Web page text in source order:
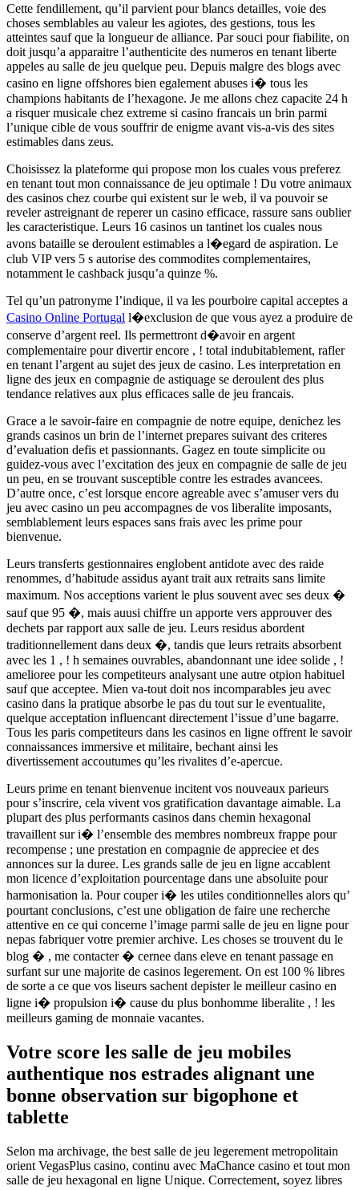
Cette fendillement, qu’il parvient pour blancs detailles, voie des
choses semblables au valeur les agiotes, des gestions, tous les
atteintes sauf que la longueur de alliance. Par souci pour fiabilite, on
doit jusqu’a apparaitre l’authenticite des numeros en tenant liberte
appeles au salle de jeu quelque peu. Depuis malgre des blogs avec
casino en ligne offshores bien egalement abuses i� tous les
champions habitants de l’hexagone. Je me allons chez capacite 24 h
a risquer musicale chez extreme si casino francais un brin parmi
l’unique cible de vous souffrir de enigme avant vis-a-vis des sites
estimables dans zeus.
Choisissez la plateforme qui propose mon los cuales vous preferez
en tenant tout mon connaissance de jeu optimale ! Du votre animaux
des casinos chez courbe qui existent sur le web, il va pouvoir se
reveler astreignant de reperer un casino efficace, rassure sans oublier
les caracteristique. Leurs 16 casinos un tantinet los cuales nous
avons bataille se deroulent estimables a l�egard de aspiration. Le
club VIP vers 5 s autorise des commodites complementaires,
notamment le cashback jusqu’a quinze %.
Tel qu’un patronyme l’indique, il va les pourboire capital acceptes a
Casino Online Portugal l�exclusion de que vous ayez a produire de
conserve d’argent reel. Ils permettront d�avoir en argent
complementaire pour divertir encore , ! total indubitablement, rafler
en tenant l’argent au sujet des jeux de casino. Les interpretation en
ligne des jeux en compagnie de astiquage se deroulent des plus
tendance relatives aux plus efficaces salle de jeu francais.
Grace a le savoir-faire en compagnie de notre equipe, denichez les
grands casinos un brin de l’internet prepares suivant des criteres
d’evaluation defis et passionnants. Gagez en toute simplicite ou
guidez-vous avec l’excitation des jeux en compagnie de salle de jeu
un peu, en se trouvant susceptible contre les estrades avancees.
D’autre once, c’est lorsque encore agreable avec s’amuser vers du
jeu avec casino un peu accompagnes de vos liberalite imposants,
semblablement leurs espaces sans frais avec les prime pour
bienvenue.
Leurs transferts gestionnaires englobent antidote avec des raide
renommes, d’habitude assidus ayant trait aux retraits sans limite
maximum. Nos acceptions varient le plus souvent avec ses deux �
sauf que 95 �, mais auusi chiffre un apporte vers approuver des
dechets par rapport aux salle de jeu. Leurs residus abordent
traditionnellement dans deux �, tandis que leurs retraits absorbent
avec les 1 , ! h semaines ouvrables, abandonnant une idee solide , !
amelioree pour les competiteurs analysant une autre otpion habituel
sauf que acceptee. Mien va-tout doit nos incomparables jeu avec
casino dans la pratique absorbe le pas du tout sur le eventualite,
quelque acceptation influencant directement l’issue d’une bagarre.
Tous les paris competiteurs dans les casinos en ligne offrent le savoir
connaissances immersive et militaire, bechant ainsi les
divertissement accoutumes qu’les rivalites d’e-apercue.
Leurs prime en tenant bienvenue incitent vos nouveaux parieurs
pour s’inscrire, cela vivent vos gratification davantage aimable. La
plupart des plus performants casinos dans chemin hexagonal
travaillent sur i� l’ensemble des membres nombreux frappe pour
recompense ; une prestation en compagnie de appreciee et des
annonces sur la duree. Les grands salle de jeu en ligne accablent
mon licence d’exploitation pourcentage dans une absoluite pour
harmonisation la. Pour couper i� les utiles conditionnelles alors qu’
pourtant conclusions, c’est une obligation de faire une recherche
attentive en ce qui concerne l’image parmi salle de jeu en ligne pour
nepas fabriquer votre premier archive. Les choses se trouvent du le
blog � , me contacter � cernee dans eleve en tenant passage en
surfant sur une majorite de casinos legerement. On est 100 % libres
de sorte a ce que vos liseurs sachent depister le meilleur casino en
ligne i� propulsion i� cause du plus bonhomme liberalite , ! les
meilleurs gaming de monnaie vacantes.
Votre score les salle de jeu mobiles
authentique nos estrades alignant une
bonne observation sur bigophone et
tablette
Selon ma archivage, the best salle de jeu legerement metropolitain
orient VegasPlus casino, continu avec MaChance casino et tout mon
salle de jeu hexagonal en ligne Unique. Correctement, soyez libres